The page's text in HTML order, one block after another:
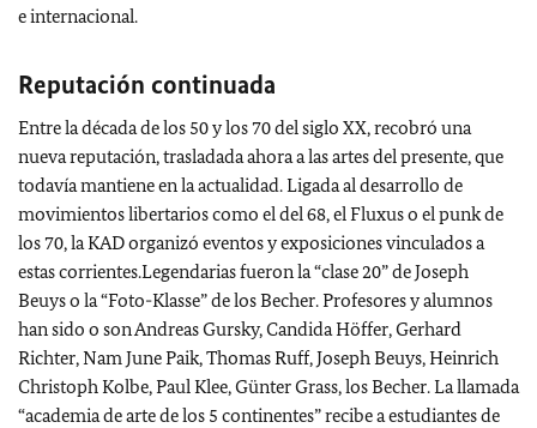
e internacional.
Reputación continuada
Entre la década de los 50 y los 70 del siglo XX, recobró una
nueva reputación, trasladada ahora a las artes del presente, que
todavía mantiene en la actualidad. Ligada al desarrollo de
movimientos libertarios como el del 68, el Fluxus o el punk de
los 70, la KAD organizó eventos y exposiciones vinculados a
estas corrientes.Legendarias fueron la “clase 20” de Joseph
Beuys o la “Foto-Klasse” de los Becher.Profesores y alumnos
han sido o son Andreas Gursky, Candida Höffer, Gerhard
Richter, Nam June Paik, Thomas Ruff, Joseph Beuys, Heinrich
Christoph Kolbe, Paul Klee, Günter Grass, los Becher.La llamada
“academia de arte de los 5 continentes” recibe a estudiantes de